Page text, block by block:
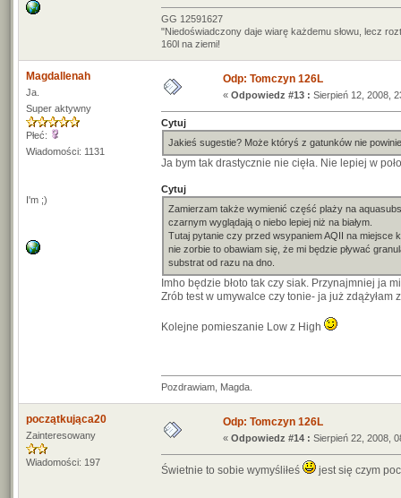
GG 12591627
"Niedoświadczony daje wiarę każdemu słowu, lecz
160l na ziemi!
Magdallenah
Ja.
Super aktywny
Płeć:
Wiadomości: 1131
I'm ;)
Odp: Tomczyn 126L
« Odpowiedz #13 : Sierpień 12, 2008,
Cytuj
Jakieś sugestie? Może któryś z gatunków nie
Ja bym tak drastycznie nie cięła. Nie lepiej w
Cytuj
Zamierzam także wymienić część plaży na
czarnym wyglądają o niebo lepiej niż na białym.
Tutaj pytanie czy przed wsypaniem AQII na miejsce
nie zorbie to obawiam się, że mi będzie pływać
substrat od razu na dno.
Imho będzie błoto tak czy siak. Przynajmniej ja
Zrób test w umywalce czy tonie- ja już zdążyłam
Kolejne pomieszanie Low z High
Pozdrawiam, Magda.
początkująca20
Zainteresowany
Wiadomości: 197
Odp: Tomczyn 126L
« Odpowiedz #14 : Sierpień 22, 2008,
Świetnie to sobie wymyśliłeś jest się czym